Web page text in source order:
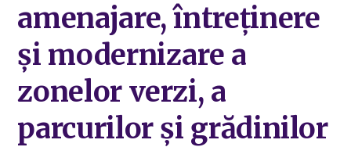
amenajare, întreţinere
şi modernizare a
zonelor verzi, a
parcurilor și grădinilor